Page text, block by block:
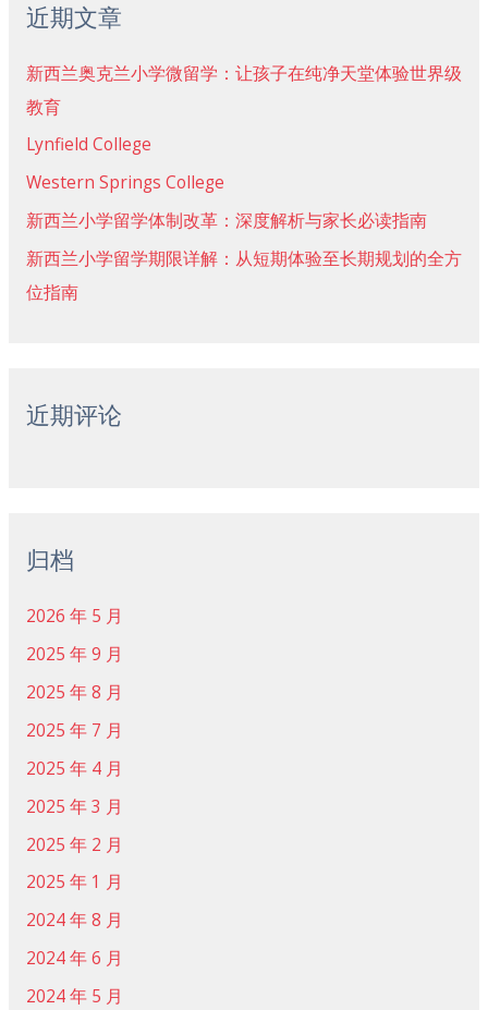
近期文章
新西兰奥克兰小学微留学：让孩子在纯净天堂体验世界级
教育
Lynfield College
Western Springs College
新西兰小学留学体制改革：深度解析与家长必读指南
新西兰小学留学期限详解：从短期体验至长期规划的全方
位指南
近期评论
归档
2026 年 5 月
2025 年 9 月
2025 年 8 月
2025 年 7 月
2025 年 4 月
2025 年 3 月
2025 年 2 月
2025 年 1 月
2024 年 8 月
2024 年 6 月
2024 年 5 月